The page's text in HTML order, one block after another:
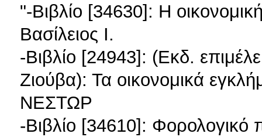
"-Βιβλίο [34630]: Η
Βασίλειος Ι.
-Βιβλίο [24943]: (Εκδ.
Ζιούβα): Τα οικονομικά
ΝΕΣΤΩΡ
-Βιβλίο [34610]: Φορολογικό